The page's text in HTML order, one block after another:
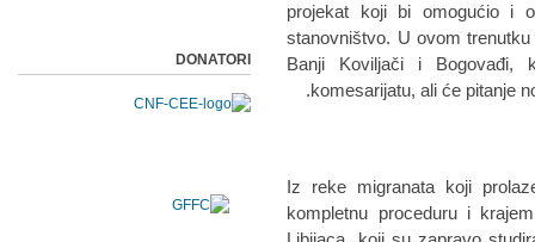
projekаt koji bi omogućio i
stаnovništvo. U ovom
Bаnji Koviljаči i
komesаrijаtu, аli će pitаnje
Iz reke migrаnаtа koji
kompletnu proceduru i
DONATORI